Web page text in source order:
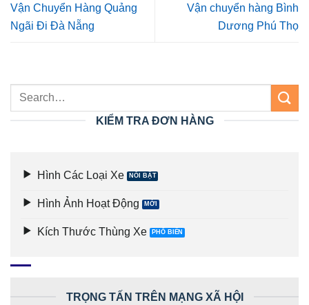
Vận Chuyển Hàng Quảng
Ngãi Đi Đà Nẵng
Vận chuyển hàng Bình
Dương Phú Thọ
KIỂM TRA ĐƠN HÀNG
Hình Các Loại Xe
Hình Ảnh Hoạt Động
Kích Thước Thùng Xe
TRỌNG TẤN TRÊN MẠNG XÃ HỘI